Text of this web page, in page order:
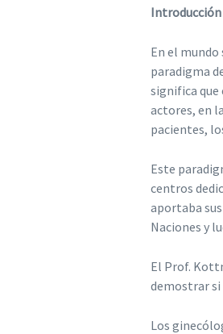
Introducción
En el
paradigma
significa que
actores, en
pacientes,
Este
centros
aportaba
Naciones y
El Prof.
demostrar
Los